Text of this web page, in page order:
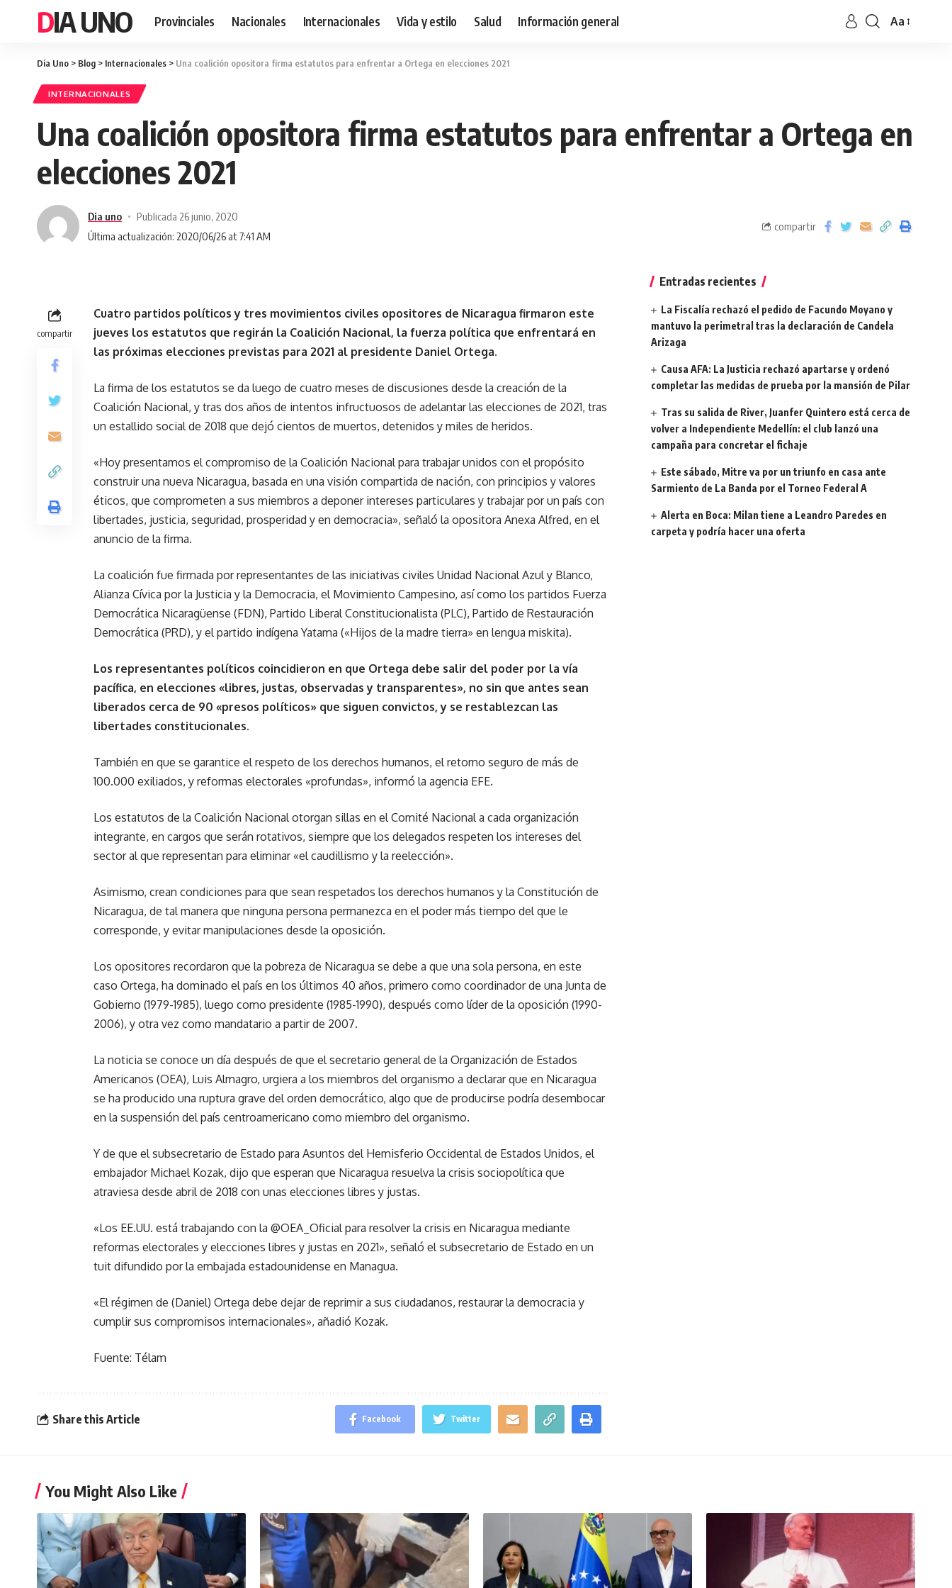
DIA UNO Provinciales Nacionales Internacionales Vida y estilo Salud Información general Aa
Dia Uno > Blog > Internacionales > Una coalición opositora firma estatutos para enfrentar a Ortega en elecciones 2021
INTERNACIONALES
Una coalición opositora firma estatutos para enfrentar a Ortega en
elecciones 2021
Última actualización: 2020/06/26 at 7:41 AM
Dia uno Publicada 26 junio, 2020
compartir
compartir
Cuatro partidos políticos y tres movimientos civiles opositores de Nicaragua firmaron este
jueves los estatutos que regirán la Coalición Nacional, la fuerza política que enfrentará en
las próximas elecciones previstas para 2021 al presidente Daniel Ortega.
La firma de los estatutos se da luego de cuatro meses de discusiones desde la creación de la
Coalición Nacional, y tras dos años de intentos infructuosos de adelantar las elecciones de 2021, tras
un estallido social de 2018 que dejó cientos de muertos, detenidos y miles de heridos.
«Hoy presentamos el compromiso de la Coalición Nacional para trabajar unidos con el propósito
construir una nueva Nicaragua, basada en una visión compartida de nación, con principios y valores
éticos, que comprometen a sus miembros a deponer intereses particulares y trabajar por un país con
libertades, justicia, seguridad, prosperidad y en democracia», señaló la opositora Anexa Alfred, en el
anuncio de la firma.
La coalición fue firmada por representantes de las iniciativas civiles Unidad Nacional Azul y Blanco,
Alianza Cívica por la Justicia y la Democracia, el Movimiento Campesino, así como los partidos Fuerza
Democrática Nicaragüense (FDN), Partido Liberal Constitucionalista (PLC), Partido de Restauración
Democrática (PRD), y el partido indígena Yatama («Hijos de la madre tierra» en lengua miskita).
Los representantes políticos coincidieron en que Ortega debe salir del poder por la vía
pacífica, en elecciones «libres, justas, observadas y transparentes», no sin que antes sean
liberados cerca de 90 «presos políticos» que siguen convictos, y se restablezcan las
libertades constitucionales.
También en que se garantice el respeto de los derechos humanos, el retorno seguro de más de
100.000 exiliados, y reformas electorales «profundas», informó la agencia EFE.
Los estatutos de la Coalición Nacional otorgan sillas en el Comité Nacional a cada organización
integrante, en cargos que serán rotativos, siempre que los delegados respeten los intereses del
sector al que representan para eliminar «el caudillismo y la reelección».
Asimismo, crean condiciones para que sean respetados los derechos humanos y la Constitución de
Nicaragua, de tal manera que ninguna persona permanezca en el poder más tiempo del que le
corresponde, y evitar manipulaciones desde la oposición.
Los opositores recordaron que la pobreza de Nicaragua se debe a que una sola persona, en este
caso Ortega, ha dominado el país en los últimos 40 años, primero como coordinador de una Junta de
Gobierno (1979-1985), luego como presidente (1985-1990), después como líder de la oposición (1990-
2006), y otra vez como mandatario a partir de 2007.
La noticia se conoce un día después de que el secretario general de la Organización de Estados
Americanos (OEA), Luis Almagro, urgiera a los miembros del organismo a declarar que en Nicaragua
se ha producido una ruptura grave del orden democrático, algo que de producirse podría desembocar
en la suspensión del país centroamericano como miembro del organismo.
Y de que el subsecretario de Estado para Asuntos del Hemisferio Occidental de Estados Unidos, el
embajador Michael Kozak, dijo que esperan que Nicaragua resuelva la crisis sociopolítica que
atraviesa desde abril de 2018 con unas elecciones libres y justas.
«Los EE.UU. está trabajando con la @OEA_Oficial para resolver la crisis en Nicaragua mediante
reformas electorales y elecciones libres y justas en 2021», señaló el subsecretario de Estado en un
tuit difundido por la embajada estadounidense en Managua.
«El régimen de (Daniel) Ortega debe dejar de reprimir a sus ciudadanos, restaurar la democracia y
cumplir sus compromisos internacionales», añadió Kozak.
Fuente: Télam
Share this Article Facebook Twitter
Entradas recientes
La Fiscalía rechazó el pedido de Facundo Moyano y
mantuvo la perimetral tras la declaración de Candela
Arizaga
Causa AFA: La Justicia rechazó apartarse y ordenó
completar las medidas de prueba por la mansión de Pilar
Tras su salida de River, Juanfer Quintero está cerca de
volver a Independiente Medellín: el club lanzó una
campaña para concretar el fichaje
Este sábado, Mitre va por un triunfo en casa ante
Sarmiento de La Banda por el Torneo Federal A
Alerta en Boca: Milan tiene a Leandro Paredes en
carpeta y podría hacer una oferta
You Might Also Like